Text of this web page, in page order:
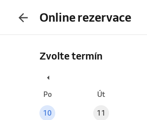
Online rezervace
Zvolte termín
Po Út
10 11